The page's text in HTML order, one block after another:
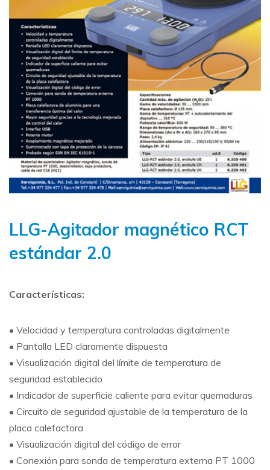
LLG-Agitador magnético RCT
estándar 2.0
Características:
• Velocidad y temperatura controladas digitalmente
• Pantalla LED claramente dispuesta
• Visualización digital del límite de temperatura de
seguridad establecido
• Indicador de superficie caliente para evitar quemaduras
• Circuito de seguridad ajustable de la temperatura de la
placa calefactora
• Visualización digital del código de error
• Conexión para sonda de temperatura externa PT 1000